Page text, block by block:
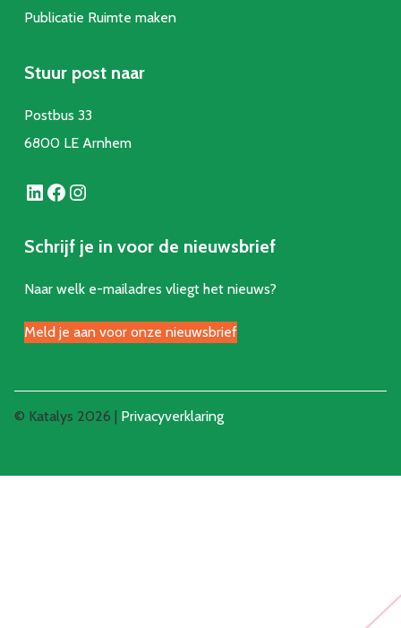
Publicatie Ruimte maken
Stuur post naar
Postbus 33
6800 LE Arnhem
LinkedIn Facebook Instagram
Schrijf je in voor de nieuwsbrief
Naar welk e-mailadres vliegt het nieuws?
Meld je aan voor onze nieuwsbrief
© Katalys 2026 | Privacyverklaring